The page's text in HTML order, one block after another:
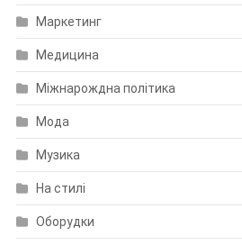
Маркетинг
Медицина
Міжнарождна політика
Мода
Музика
На стилі
Оборудки